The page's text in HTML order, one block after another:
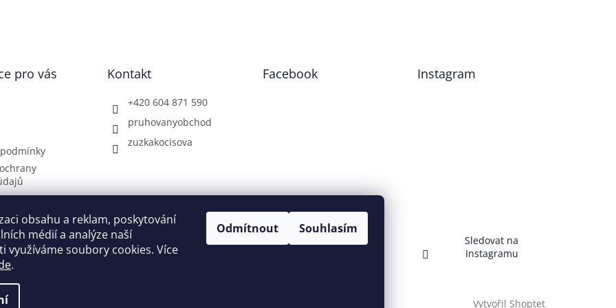
obsahu a reklam, poskytování
médií a analýze naší
využíváme soubory cookies. Více
.
Odmítnout Souhlasím
pro vás
obchodu
Kontakt
+420 604 871 590
pruhovanyobchod
zuzkakocisova
Facebook Instagram
Sledovat na
Instagramu
Vytvořil Shoptet